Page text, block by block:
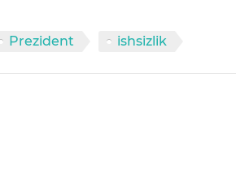
Prezident ishsizlik